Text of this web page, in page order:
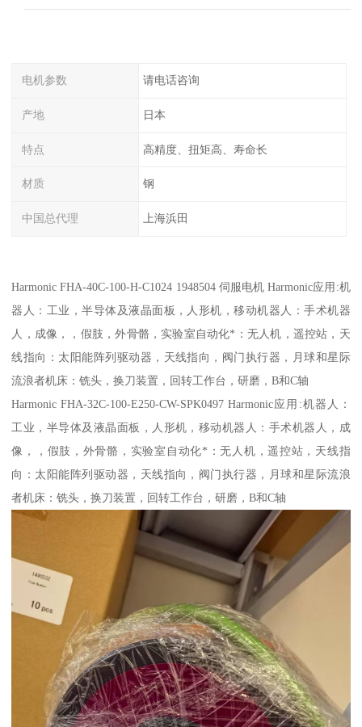
电机参数 请电话咨询
产地 日本
特点 高精度、扭矩高、寿命长
材质 钢
中国总代理 上海浜田
Harmonic FHA-40C-100-H-C1024 1948504 伺服电机 Harmonic应用:机
器人：工业，半导体及液晶面板，人形机，移动机器人：手术机器
人，成像，，假肢，外骨骼，实验室自动化*：无人机，遥控站，天
线指向：太阳能阵列驱动器，天线指向，阀门执行器，月球和星际
流浪者机床：铣头，换刀装置，回转工作台，研磨，B和C轴
Harmonic FHA-32C-100-E250-CW-SPK0497 Harmonic应用:机器人：
工业，半导体及液晶面板，人形机，移动机器人：手术机器人，成
像，，假肢，外骨骼，实验室自动化*：无人机，遥控站，天线指
向：太阳能阵列驱动器，天线指向，阀门执行器，月球和星际流浪
者机床：铣头，换刀装置，回转工作台，研磨，B和C轴